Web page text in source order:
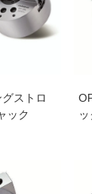
ストロ
ック
ッ